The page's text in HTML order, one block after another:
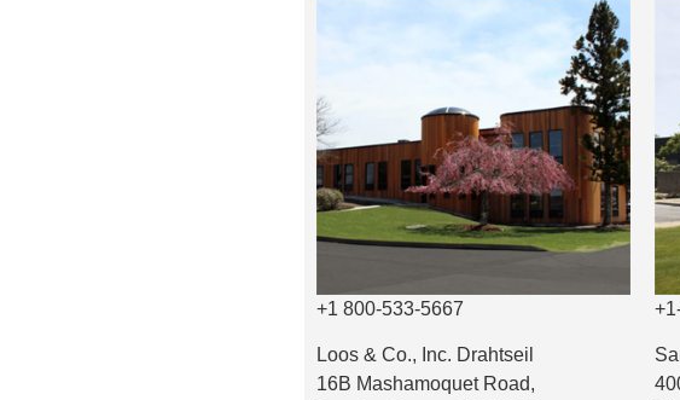
+1 800-533-5667
Loos & Co., Inc. Drahtseil
16B Mashamoquet Road,